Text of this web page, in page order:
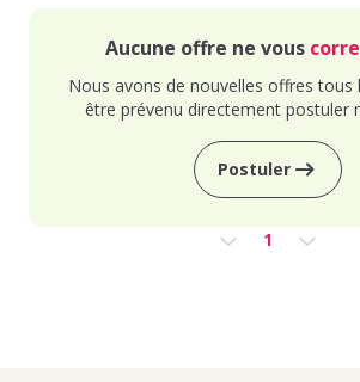
Aucune offre ne vous
Nous avons de nouvelles offres tous
être prévenu directement postuler
Postuler
1